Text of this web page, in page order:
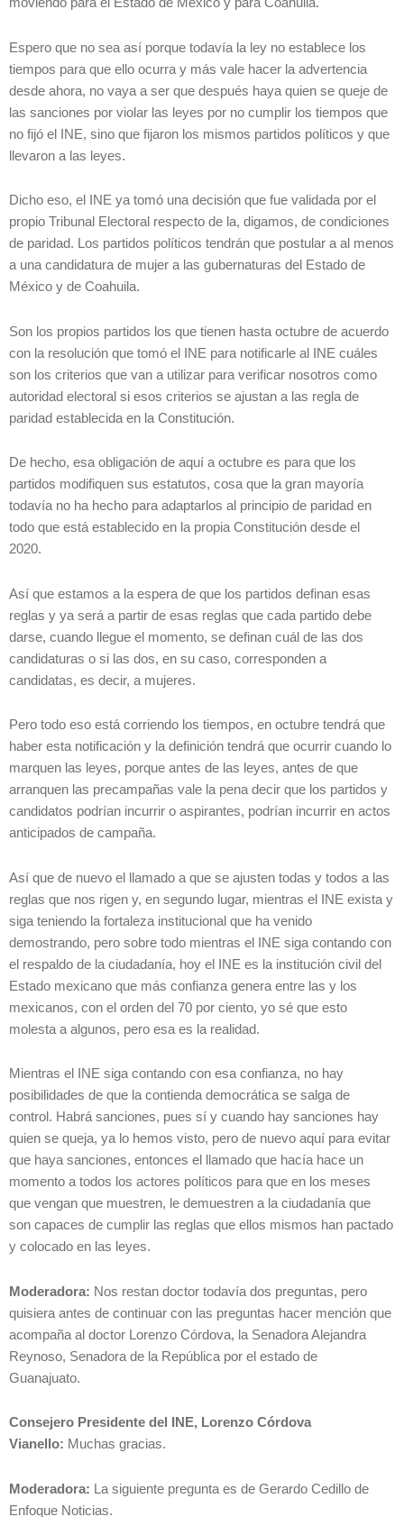
Espero que no sea así porque todavía la ley no establece los
tiempos para que ello ocurra y más vale hacer la advertencia
desde ahora, no vaya a ser que después haya quien se queje de
las sanciones por violar las leyes por no cumplir los tiempos que
no fijó el INE, sino que fijaron los mismos partidos políticos y que
llevaron a las leyes.
Dicho eso, el INE ya tomó una decisión que fue validada por el
propio Tribunal Electoral respecto de la, digamos, de condiciones
de paridad. Los partidos políticos tendrán que postular a al menos
a una candidatura de mujer a las gubernaturas del Estado de
México y de Coahuila.
Son los propios partidos los que tienen hasta octubre de acuerdo
con la resolución que tomó el INE para notificarle al INE cuáles
son los criterios que van a utilizar para verificar nosotros como
autoridad electoral si esos criterios se ajustan a las regla de
paridad establecida en la Constitución.
De hecho, esa obligación de aquí a octubre es para que los
partidos modifiquen sus estatutos, cosa que la gran mayoría
todavía no ha hecho para adaptarlos al principio de paridad en
todo que está establecido en la propia Constitución desde el
2020.
Así que estamos a la espera de que los partidos definan esas
reglas y ya será a partir de esas reglas que cada partido debe
darse, cuando llegue el momento, se definan cuál de las dos
candidaturas o si las dos, en su caso, corresponden a
candidatas, es decir, a mujeres.
Pero todo eso está corriendo los tiempos, en octubre tendrá que
haber esta notificación y la definición tendrá que ocurrir cuando lo
marquen las leyes, porque antes de las leyes, antes de que
arranquen las precampañas vale la pena decir que los partidos y
candidatos podrían incurrir o aspirantes, podrían incurrir en actos
anticipados de campaña.
Así que de nuevo el llamado a que se ajusten todas y todos a las
reglas que nos rigen y, en segundo lugar, mientras el INE exista y
siga teniendo la fortaleza institucional que ha venido
demostrando, pero sobre todo mientras el INE siga contando con
el respaldo de la ciudadanía, hoy el INE es la institución civil del
Estado mexicano que más confianza genera entre las y los
mexicanos, con el orden del 70 por ciento, yo sé que esto
molesta a algunos, pero esa es la realidad.
Mientras el INE siga contando con esa confianza, no hay
posibilidades de que la contienda democrática se salga de
control. Habrá sanciones, pues sí y cuando hay sanciones hay
quien se queja, ya lo hemos visto, pero de nuevo aquí para evitar
que haya sanciones, entonces el llamado que hacía hace un
momento a todos los actores políticos para que en los meses
que vengan que muestren, le demuestren a la ciudadanía que
son capaces de cumplir las reglas que ellos mismos han pactado
y colocado en las leyes.
Moderadora: Nos restan doctor todavía dos preguntas, pero
quisiera antes de continuar con las preguntas hacer mención que
acompaña al doctor Lorenzo Córdova, la Senadora Alejandra
Reynoso, Senadora de la República por el estado de
Guanajuato.
Consejero Presidente del INE, Lorenzo Córdova
Vianello: Muchas gracias.
Moderadora:
La siguiente pregunta es de Gerardo Cedillo de
Enfoque Noticias.